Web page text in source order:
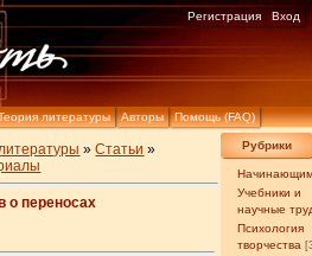
литературы Авторы Помощь (FAQ)
Регистрация Вход
Рубрики
Учебники и
научные
Психология
творчества
»Статьи »
о переносах